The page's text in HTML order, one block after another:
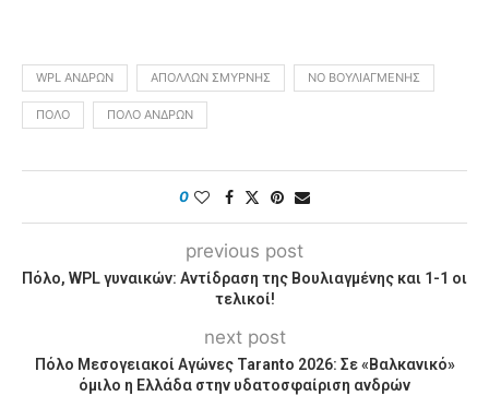
WPL ΑΝΔΡΏΝ ΑΠΌΛΛΩΝ ΣΜΎΡΝΗΣ ΝΟ ΒΟΥΛΙΑΓΜΈΝΗΣ
ΠΌΛΟ ΠΌΛΟ ΑΝΔΡΏΝ
0
previous post
Πόλο, WPL γυναικών: Αντίδραση της Βουλιαγμένης και 1-1 οι
τελικοί!
next post
Πόλο Μεσογειακοί Αγώνες Taranto 2026: Σε «Bαλκανικό»
όμιλο η Ελλάδα στην υδατοσφαίριση ανδρών